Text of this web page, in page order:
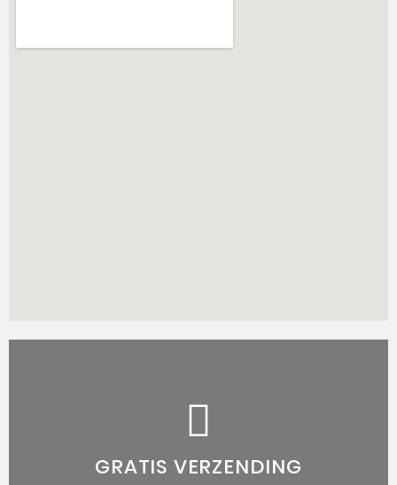
GRATIS VERZENDING
Unieke originele kunstwerken
vergezeld van een authenticiteitsbewijs van